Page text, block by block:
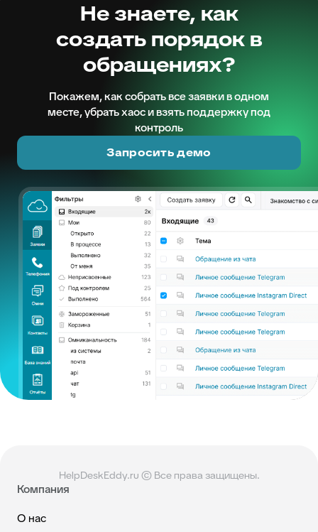
Не знаете, как
создать порядок в
обращениях?
Покажем, как собрать все заявки в одном
месте, убрать хаос и взять поддержку под
контроль
Запросить демо
HelpDeskEddy.ru © Все права защищены.
Компания
О нас